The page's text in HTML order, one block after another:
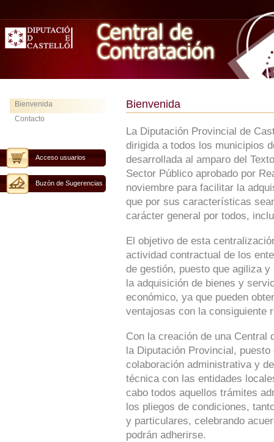
Bienvenida
Contacto
Acceso usuarios
Buzón de Sugerencias
Bienvenida
La Diputación Provincial de
dirigida a todos los municipios
desarrollada al amparo del
Sector Público aprobado por
noviembre para facilitar la
que por sus características
carácter general por todos,
El objetivo de esta
actividad contractual de los
de gestión, puesto que agiliza
la adquisición de bienes y
económico, ya que pueden
ventajosas con la consiguiente
Con la creación de una Central
la Diputación Provincial,
colaboración administrativa y
técnica con las entidades
cabo todos aquellos trámites
los pliegos de condiciones,
y particulares, celebrando
podrán adherirse.